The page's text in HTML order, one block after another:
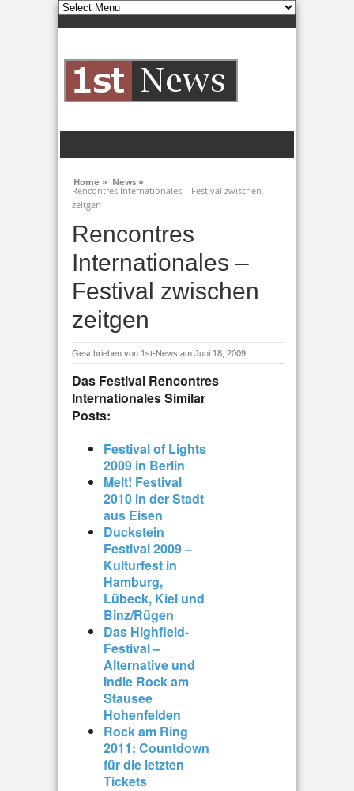
Home » News »
Rencontres Internationales – Festival zwischen
zeitgen
Rencontres
Internationales –
Festival zwischen
zeitgen
Geschrieben von 1st-News am Juni 18, 2009
Das Festival Rencontres
InternationalesSimilar
Posts:
Festival of Lights
2009 in Berlin
Melt! Festival
2010 in der Stadt
aus Eisen
Duckstein
Festival 2009 –
Kulturfest in
Hamburg,
Lübeck, Kiel und
Binz/Rügen
Das Highfield-
Festival –
Alternative und
Indie Rock am
Stausee
Hohenfelden
Rock am Ring
2011: Countdown
für die letzten
Tickets